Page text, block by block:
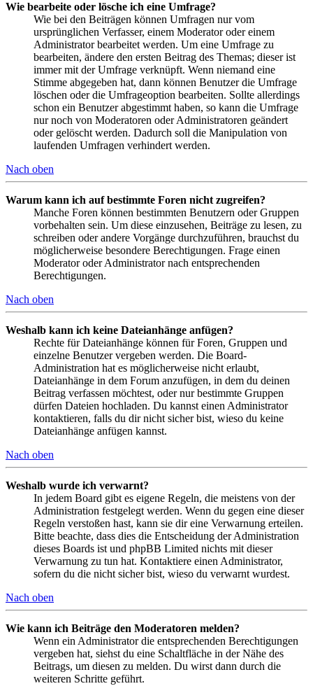
Wie bearbeite oder lösche ich eine Umfrage?
Wie bei den Beiträgen können Umfragen nur vom
ursprünglichen Verfasser, einem Moderator oder einem
Administrator bearbeitet werden. Um eine Umfrage zu
bearbeiten, ändere den ersten Beitrag des Themas; dieser ist
immer mit der Umfrage verknüpft. Wenn niemand eine
Stimme abgegeben hat, dann können Benutzer die Umfrage
löschen oder die Umfrageoption bearbeiten. Sollte allerdings
schon ein Benutzer abgestimmt haben, so kann die Umfrage
nur noch von Moderatoren oder Administratoren geändert
oder gelöscht werden. Dadurch soll die Manipulation von
laufenden Umfragen verhindert werden.
Nach oben
Warum kann ich auf bestimmte Foren nicht zugreifen?
Manche Foren können bestimmten Benutzern oder Gruppen
vorbehalten sein. Um diese einzusehen, Beiträge zu lesen, zu
schreiben oder andere Vorgänge durchzuführen, brauchst du
möglicherweise besondere Berechtigungen. Frage einen
Moderator oder Administrator nach entsprechenden
Berechtigungen.
Nach oben
Weshalb kann ich keine Dateianhänge anfügen?
Rechte für Dateianhänge können für Foren, Gruppen und
einzelne Benutzer vergeben werden. Die Board-
Administration hat es möglicherweise nicht erlaubt,
Dateianhänge in dem Forum anzufügen, in dem du deinen
Beitrag verfassen möchtest, oder nur bestimmte Gruppen
dürfen Dateien hochladen. Du kannst einen Administrator
kontaktieren, falls du dir nicht sicher bist, wieso du keine
Dateianhänge anfügen kannst.
Nach oben
Weshalb wurde ich verwarnt?
In jedem Board gibt es eigene Regeln, die meistens von der
Administration festgelegt werden. Wenn du gegen eine dieser
Regeln verstoßen hast, kann sie dir eine Verwarnung erteilen.
Bitte beachte, dass dies die Entscheidung der Administration
dieses Boards ist und phpBB Limited nichts mit dieser
Verwarnung zu tun hat. Kontaktiere einen Administrator,
sofern du die nicht sicher bist, wieso du verwarnt wurdest.
Nach oben
Wie kann ich Beiträge den Moderatoren melden?
Wenn ein Administrator die entsprechenden Berechtigungen
vergeben hat, siehst du eine Schaltfläche in der Nähe des
Beitrags, um diesen zu melden. Du wirst dann durch die
weiteren Schritte geführt.